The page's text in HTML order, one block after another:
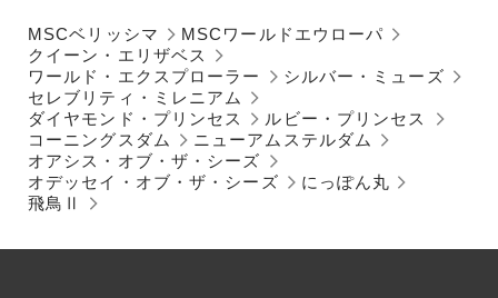
MSCベリッシマ
MSCワールドエウローパ
クイーン・エリザベス
ワールド・エクスプローラー
シルバー・ミューズ
セレブリティ・ミレニアム
ダイヤモンド・プリンセス
ルビー・プリンセス
コーニングスダム
ニューアムステルダム
オアシス・オブ・ザ・シーズ
オデッセイ・オブ・ザ・シーズ
にっぽん丸
飛鳥Ⅱ